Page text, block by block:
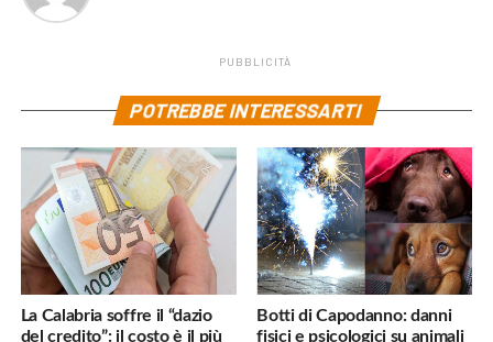
PUBBLICITÀ
POTREBBE INTERESSARTI
La Calabria soffre il “dazio
del credito”: il costo è il più
Botti di Capodanno: danni
fisici e psicologici su animali